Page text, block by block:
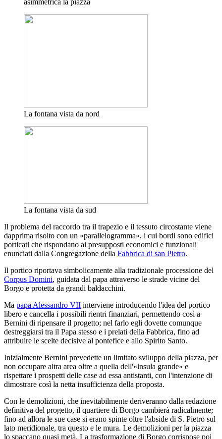
La fontana vista da nord
La fontana vista da sud
Il problema del raccordo tra il trapezio e il tessuto circostante viene
dapprima risolto con un «parallelogramma», i cui bordi sono edifici
porticati che rispondano ai presupposti economici e funzionali
enunciati dalla Congregazione della Fabbrica di san Pietro.
Il portico riportava simbolicamente alla tradizionale processione del
Corpus Domini, guidata dal papa attraverso le strade vicine del
Borgo e protetta da grandi baldacchini.
Ma papa Alessandro VII interviene introducendo l'idea del portico
libero e cancella i possibili rientri finanziari, permettendo così a
Bernini di ripensare il progetto; nel farlo egli dovette comunque
destreggiarsi tra il Papa stesso e i prelati della Fabbrica, fino ad
attribuire le scelte decisive al pontefice e allo Spirito Santo.
Inizialmente Bernini prevedette un limitato sviluppo della piazza, per
non occupare altra area oltre a quella dell'«insula grande» e
rispettare i prospetti delle case ad essa antistanti, con l'intenzione di
dimostrare così la netta insufficienza della proposta.
Con le demolizioni, che inevitabilmente deriveranno dalla redazione
definitiva del progetto, il quartiere di Borgo cambierà radicalmente;
fino ad allora le sue case si erano spinte oltre l'abside di S. Pietro sul
lato meridionale, tra questo e le mura. Le demolizioni per la piazza
lo spaccano quasi metà. La trasformazione di Borgo corrispose poi